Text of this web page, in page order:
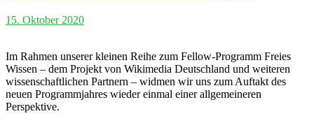
15. Oktober 2020
Im Rahmen unserer kleinen Reihe zum Fellow-Programm Freies
Wissen – dem Projekt von Wikimedia Deutschland und weiteren
wissenschaftlichen Partnern – widmen wir uns zum Auftakt des
neuen Programmjahres wieder einmal einer allgemeineren
Perspektive.